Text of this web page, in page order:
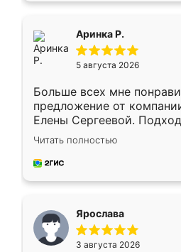
Аринка Р.
5 августа 2026
Больше всех мне
предложение от
Елены Сергеевой.
короткие сроки
для замера сотрудник
предложил по моему
Читать полностью
Ярослава
3 августа 2026